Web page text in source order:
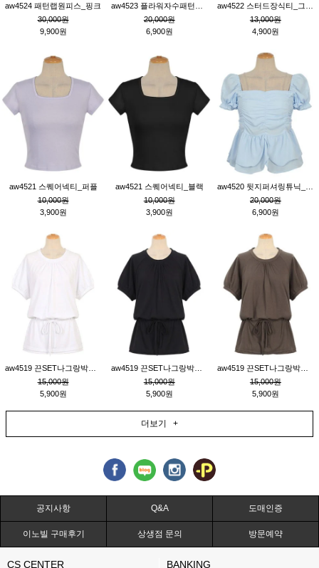
aw4524 패턴랩원피스_핑크
30,000원
9,900원
20,000원
6,900원
13,000원
4,900원
aw4521 스퀘어넥티_퍼플
10,000원
3,900원
aw4521 스퀘어넥티_블랙
10,000원
3,900원
20,000원
6,900원
15,000원
5,900원
15,000원
5,900원
15,000원
5,900원
더보기 +
공지사항 Q&A 도매인증
이노빌 구매후기 상생점 문의 방문예약
CS CENTER BANKING